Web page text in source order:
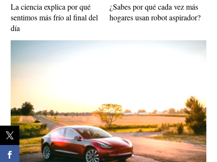
La ciencia explica por qué
sentimos más frío al final del
día
¿Sabes por qué cada vez más
hogares usan robot aspirador?